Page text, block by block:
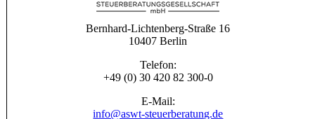
Bernhard-Lichtenberg-Straße 16
10407 Berlin
Telefon:
+49 (0) 30 420 82 300-0
E-Mail:
info@aswt-steuerberatung.de